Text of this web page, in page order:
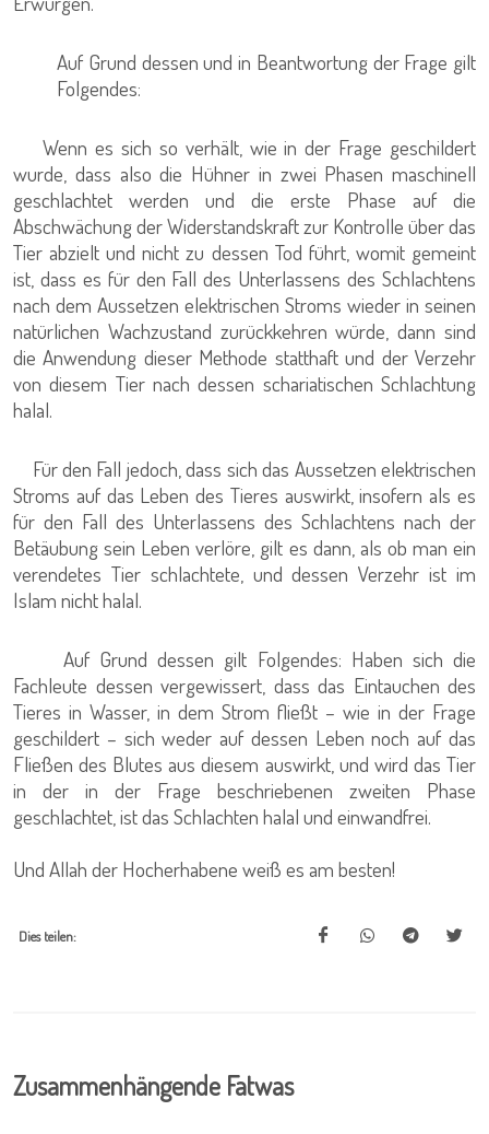
Auf Grund dessen und in Beantwortung der Frage gilt
Folgendes:
Wenn es sich so verhält, wie in der Frage geschildert
wurde, dass also die Hühner in zwei Phasen maschinell
geschlachtet werden und die erste Phase auf die
Abschwächung der Widerstandskraft zur Kontrolle über das
Tier abzielt und nicht zu dessen Tod führt, womit gemeint
ist, dass es für den Fall des Unterlassens des Schlachtens
nach dem Aussetzen elektrischen Stroms wieder in seinen
natürlichen Wachzustand zurückkehren würde, dann sind
die Anwendung dieser Methode statthaft und der Verzehr
von diesem Tier nach dessen schariatischen Schlachtung
halal.
Für den Fall jedoch, dass sich das Aussetzen elektrischen
Stroms auf das Leben des Tieres auswirkt, insofern als es
für den Fall des Unterlassens des Schlachtens nach der
Betäubung sein Leben verlöre, gilt es dann, als ob man ein
verendetes Tier schlachtete, und dessen Verzehr ist im
Islam nicht halal.
Auf Grund dessen gilt Folgendes: Haben sich die
Fachleute dessen vergewissert, dass das Eintauchen des
Tieres in Wasser, in dem Strom fließt – wie in der Frage
geschildert – sich weder auf dessen Leben noch auf das
Fließen des Blutes aus diesem auswirkt, und wird das Tier
in der in der Frage beschriebenen zweiten Phase
geschlachtet, ist das Schlachten halal und einwandfrei.
Und Allah der Hocherhabene weiß es am besten!
Dies teilen:
Zusammenhängende Fatwas